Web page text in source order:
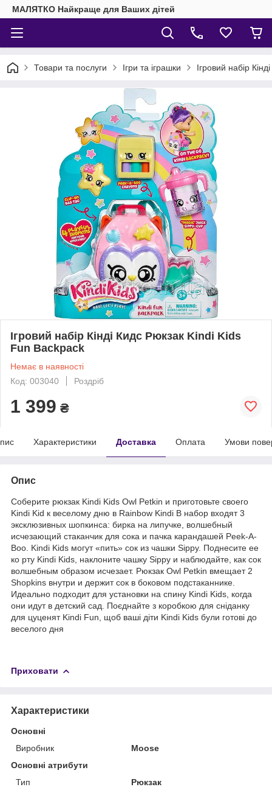
МАЛЯТКО Найкраще для Ваших дітей
Товари та послуги Ігри та іграшки Ігровий набір
Ігровий набір Кінді Кидс Рюкзак Kindi Kids
Fun Backpack
Немає в наявності
Код: 003040
Роздріб
1 399 ₴
Характеристики Доставка Оплата Умови
Опис
Соберите рюкзак Kindi Kids Owl Petkin и приготовьте своего
Kindi Kid к веселому дню в Rainbow Kindi В набор входят 3
эксклюзивных шопкинса: бирка на липучке, волшебный
исчезающий стаканчик для сока и пачка карандашей Peek-A-
Boo. Kindi Kids могут «пить» сок из чашки Sippy. Поднесите ее
ко рту Kindi Kids, наклоните чашку Sippy и наблюдайте, как сок
волшебным образом исчезает. Рюкзак Owl Petkin вмещает 2
Shopkins внутри и держит сок в боковом подстаканнике.
Идеально подходит для установки на спину Kindi Kids, когда
они идут в детский сад. Поєднайте з коробкою для сніданку
для цуценят Kindi Fun, щоб ваші діти Kindi Kids були готові до
веселого дня
Приховати
Характеристики
Основні
Виробник
Moose
Основні атрибути
Тип
Рюкзак